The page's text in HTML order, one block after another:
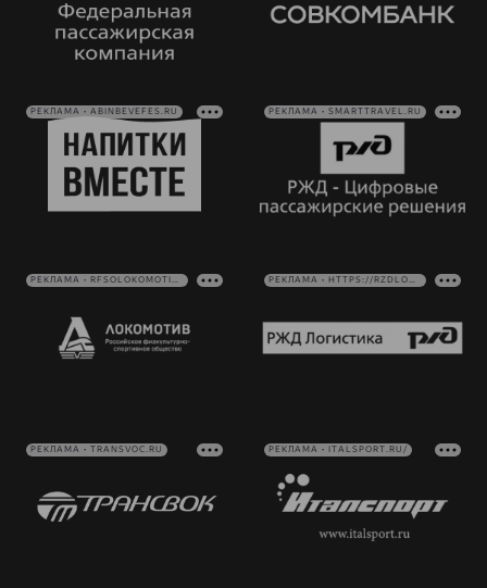
РЕКЛАМА • ABINBEVEFES.RU РЕКЛАМА • SMARTTRAVEL.RU
РЕКЛАМА • RFSOLOKOMOTIV.RU РЕКЛАМА • HTTPS://RZDLOG.RU/
РЕКЛАМА • TRANSVOC.RU РЕКЛАМА • ITALSPORT.RU/